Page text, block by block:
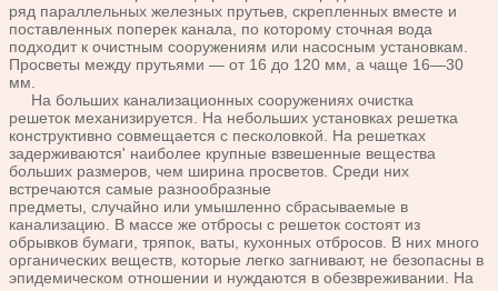
ряд параллельных железных прутьев, скрепленных вместе и
поставленных поперек канала, по которому сточная вода
подходит к очистным сооружениям или насосным установкам.
Просветы между прутьями — от 16 до 120 мм, а чаще 16—30
мм.
На больших канализационных сооружениях очистка
решеток механизируется. На небольших установках решетка
конструктивно совмещается с песколовкой. На решетках
задерживаются' наиболее крупные взвешенные вещества
больших размеров, чем ширина просветов. Среди них
встречаются самые разнообразные
предметы, случайно или умышленно сбрасываемые в
канализацию. В массе же отбросы с решеток состоят из
обрывков бумаги, тряпок, ваты, кухонных отбросов. В них много
органических веществ, которые легко загнивают, не безопасны в
эпидемическом отношении и нуждаются в обезвреживании. На